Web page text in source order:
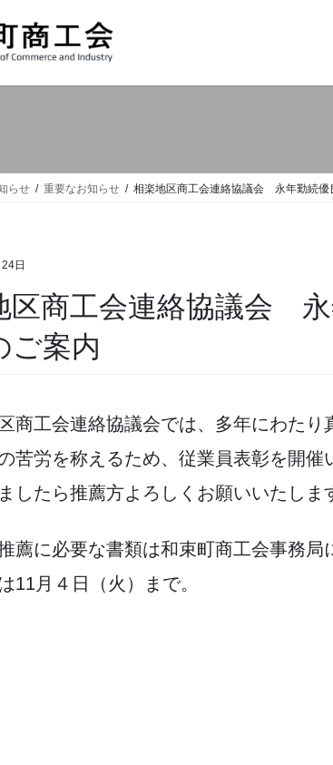
らせ 重要なお知らせ 相楽地区商工会連絡協議会 永年勤続優
日
区商工会連絡協議会 永
ご案内
商工会連絡協議会では、多年にわたり
苦労を称えるため、従業員表彰を開
したら推薦方よろしくお願いいたしま
薦に必要な書類は和束町商工会事務局
11月４日（火）まで。